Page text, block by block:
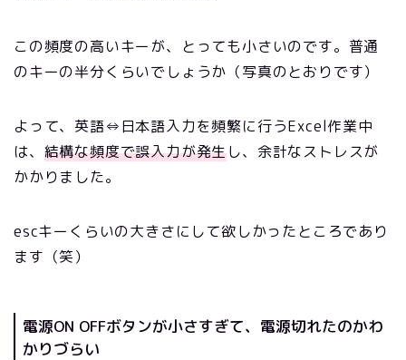
この頻度の高いキーが、とっても小さいのです。普通
のキーの半分くらいでしょうか（写真のとおりです）
よって、英語⇔日本語入力を頻繁に行うExcel作業中
は、 結構な頻度で誤入力が発生し、余計なストレスが
かかりました。
escキーくらいの大きさにして欲しかったところであり
ます（笑）
電源ON OFFボタンが小さすぎて、電源切れたのかわ
かりづらい